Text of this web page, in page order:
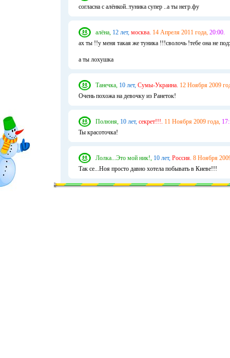
согласна с алёнкой..туника супер ..а ты негр.фу
алёна, 12 лет, москва. 14 Апреля 2011 года, 20:00.
ах ты !!у меня такая же туника !!!сволочь !тебе она не
а ты лохушка
Танечка, 10 лет, Сумы-Украина. 12 Ноября 2009
Очень похожа на девочку из Ранеток!
Полюня, 10 лет, секрет!!!. 11 Ноября 2009 года,
Ты красоточка!
Лолка...Это мой ник!, 10 лет, Россия. 8 Ноября
Так се...Ноя просто давно хотела побывать в Киеве!!!